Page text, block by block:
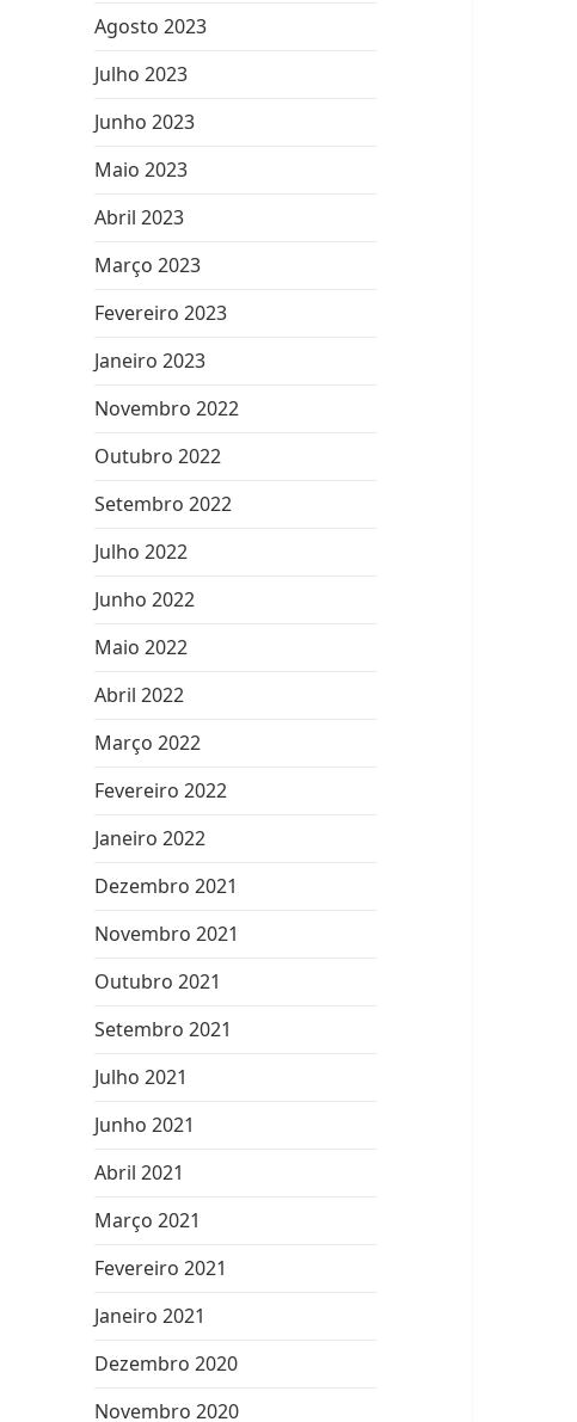
Agosto 2023
Julho 2023
Junho 2023
Maio 2023
Abril 2023
Março 2023
Fevereiro 2023
Janeiro 2023
Novembro 2022
Outubro 2022
Setembro 2022
Julho 2022
Junho 2022
Maio 2022
Abril 2022
Março 2022
Fevereiro 2022
Janeiro 2022
Dezembro 2021
Novembro 2021
Outubro 2021
Setembro 2021
Julho 2021
Junho 2021
Abril 2021
Março 2021
Fevereiro 2021
Janeiro 2021
Dezembro 2020
Novembro 2020